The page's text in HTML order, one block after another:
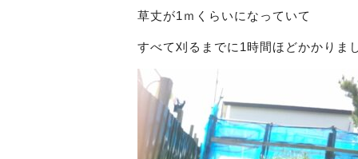
草丈が1ｍくらいになっていて
すべて刈るまでに1時間ほどかかりま